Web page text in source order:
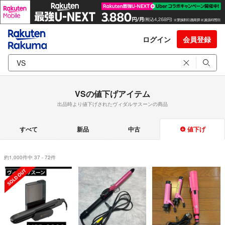
ログイン 会員登録
VSの値下げアイテム
出品時より値下げされたヴィダルサスーンの商品
すべて 新品 中古 値下げ
約1,000件中 37 - 72件